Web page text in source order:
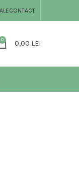
CONTACT
0 0,00 LEI